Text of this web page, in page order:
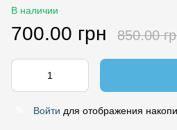
В наличии
700.00 грн 850.00
Войти для отображения